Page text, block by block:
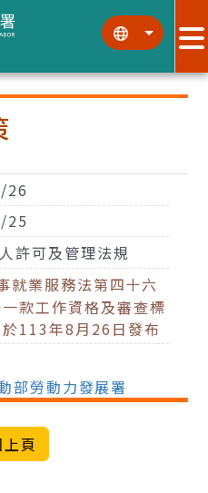
::: :::
26
25
許可及管理法規
就業服務法第四十六
款工作資格及審查標
113年8月26日發布
部勞動力發展署